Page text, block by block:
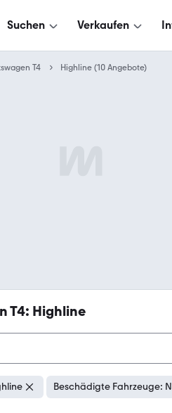
Suchen Verkaufen
T4 Highline (10 Angebote)
T4: Highline
Beschädigte Fahrzeuge: